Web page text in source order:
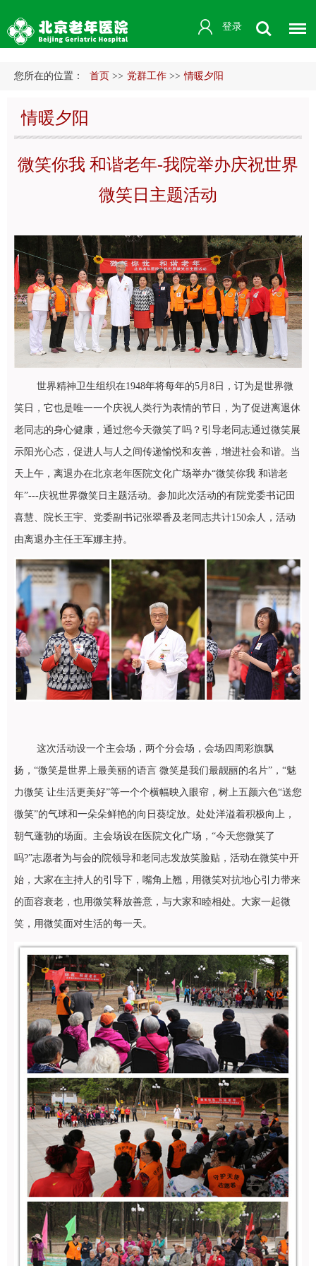
登录
您所在的位置： 首页 >> 党群工作 >> 情暖夕阳
情暖夕阳
微笑你我 和谐老年-我院举办庆祝世界
微笑日主题活动
世界精神卫生组织在1948年将每年的5月8日，订为是世界微
笑日，它也是唯一一个庆祝人类行为表情的节日，为了促进离退休
老同志的身心健康，通过您今天微笑了吗？引导老同志通过微笑展
示阳光心态， 促进人与人之间传递愉悦和友善， 增进社会和谐。当
天上午，离退办在北京老年医院文化广场举办“微笑你我 和谐老
年”---庆祝世界微笑日主题活动。参加此次活动的有院党委书记田
喜慧、院长王宇、党委副书记张翠香及老同志共计150余人，活动
由离退办主任王军娜主持。
这次活动设一个主会场，两个分会场，会场四周彩旗飘
扬，“微笑是世界上最美丽的语言 微笑是我们最靓丽的名片”，“魅
力微笑 让生活更美好”等一个个横幅映入眼帘，树上五颜六色“送您
微笑”的气球和一朵朵鲜艳的向日葵绽放。处处洋溢着积极向上，
朝气蓬勃的场面。主会场设在医院文化广场，“今天您微笑了
吗?”志愿者为与会的院领导和老同志发放笑脸贴，活动在微笑中开
始，大家在主持人的引导下，嘴角上翘，用微笑对抗地心引力带来
的面容衰老，也用微笑释放善意，与大家和睦相处。大家一起微
笑，用微笑面对生活的每一天。